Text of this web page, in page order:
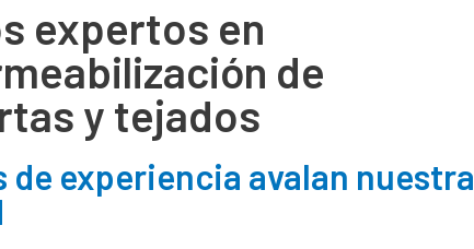
expertos en
de
y tejados
de experiencia avalan nuestra